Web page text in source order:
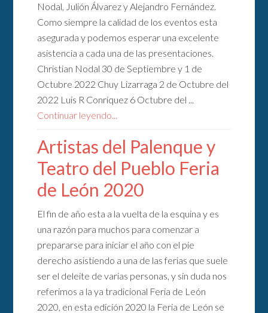
Nodal, Julión Álvarez y Alejandro Fernández.
Como siempre la calidad de los eventos esta
asegurada y podemos esperar una excelente
asistencia a cada una de las presentaciones.
Christian Nodal 30 de Septiembre y 1 de
Octubre 2022 Chuy Lizarraga 2 de Octubre del
2022 Luis R Conriquez 6 Octubre del ...
Continuar leyendo...
Artistas del Palenque y
Teatro del Pueblo Feria
de León 2020
El fin de año esta a la vuelta de la esquina y es
una razón para muchos para comenzar a
prepararse para iniciar el año con el pie
derecho asistiendo a una de las ferias que suele
ser el deleite de varias personas, y sin duda nos
referimos a la ya tradicional Feria de León
2020, en esta edición 2020 la Feria de León se